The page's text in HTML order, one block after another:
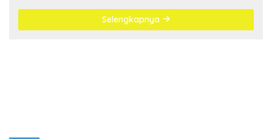
Selengkapnya